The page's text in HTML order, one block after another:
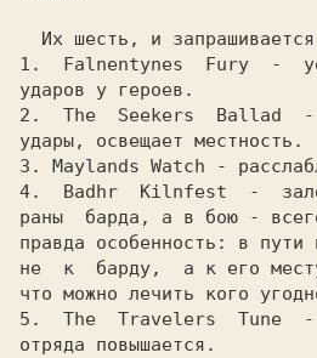
1.  Falnentynes  Fury  -
ударов у героев.
2.  The  Seekers  Ballad  -
удары, освещает местность.
3. Maylands Watch -
4.  Badhr  Kilnfest  -
раны  барда, а в бою -
правда особенность: в пути
не  к  барду,  а к его
что можно лечить кого
5.  The  Travelers  Tune  -
отряда повышается.